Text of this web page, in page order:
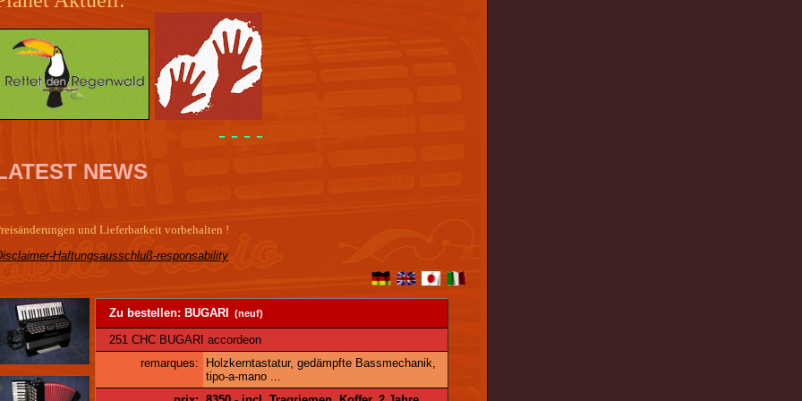
- - - -
NEWS
und Lieferbarkeit vorbehalten !
Haftungsausschluß-responsability
Zu bestellen: BUGARI (neuf)
251 CHC BUGARI accordeon
remarques:
Holzkerntastatur, gedämpfte Bassmechanik,
tipo-a-mano ...